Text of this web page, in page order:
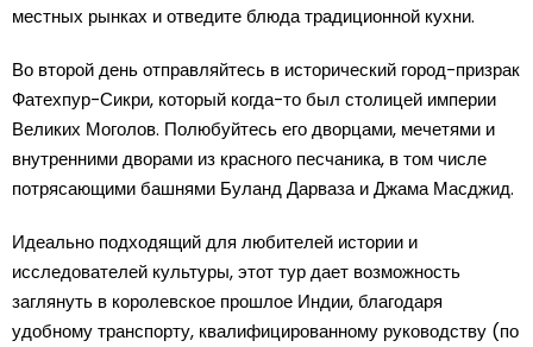
местных рынках и отведите блюда традиционной кухни.
Во второй день отправляйтесь в исторический город-призрак
Фатехпур-Сикри, который когда-то был столицей империи
Великих Моголов. Полюбуйтесь его дворцами, мечетями и
внутренними дворами из красного песчаника, в том числе
потрясающими башнями Буланд Дарваза и Джама Масджид.
Идеально подходящий для любителей истории и
исследователей культуры, этот тур дает возможность
заглянуть в королевское прошлое Индии, благодаря
удобному транспорту, квалифицированному руководству (по